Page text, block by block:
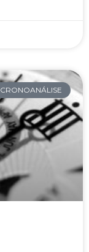
CRONOANÁLISE